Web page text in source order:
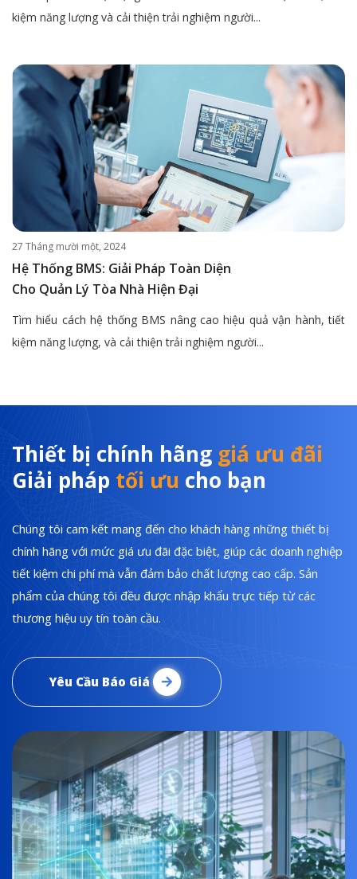
kiệm năng lượng và cải thiện trải nghiệm người...
27 Tháng mười một, 2024
Hệ Thống BMS: Giải Pháp Toàn Diện
Cho Quản Lý Tòa Nhà Hiện Đại
Tìm hiểu cách hệ thống BMS nâng cao hiệu quả vận hành, tiết
kiệm năng lượng, và cải thiện trải nghiệm người...
Thiết bị chính hãng giá ưu đãi
Giải pháp tối ưu cho bạn
Chúng tôi cam kết mang đến cho khách hàng những thiết bị
chính hãng với mức giá ưu đãi đặc biệt, giúp các doanh nghiệp
tiết kiệm chi phí mà vẫn đảm bảo chất lượng cao cấp. Sản
phẩm của chúng tôi đều được nhập khẩu trực tiếp từ các
thương hiệu uy tín toàn cầu.
Yêu Cầu Báo Giá